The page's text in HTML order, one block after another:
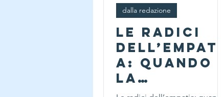
Le radici
dell’empati
a: quando
la
preistoria
dalla redazione